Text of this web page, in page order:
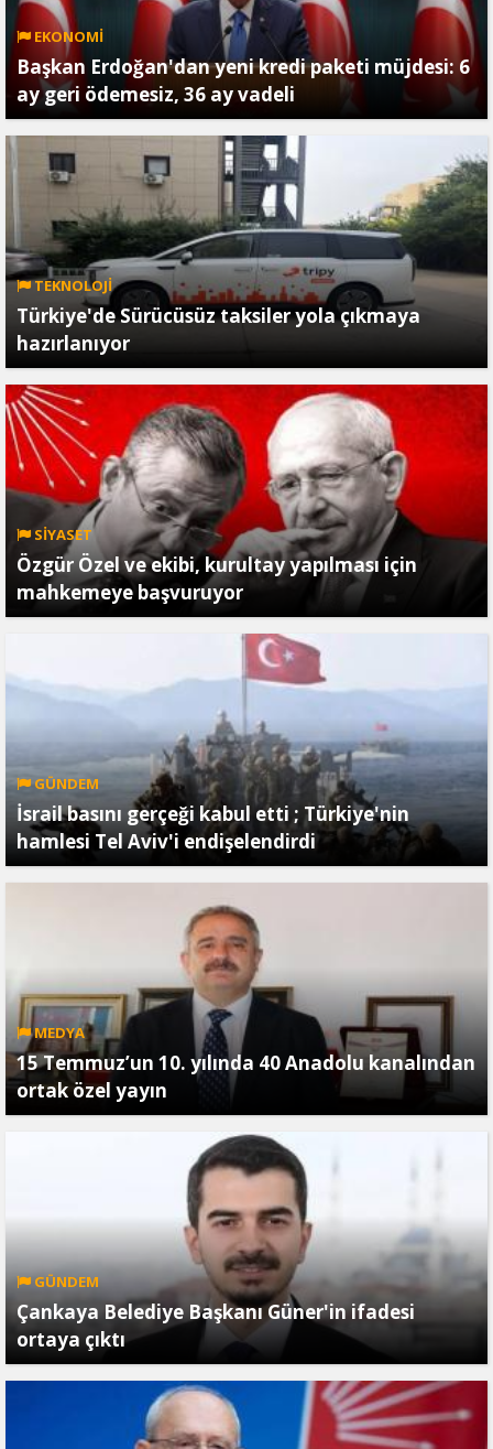
EKONOMİ
Başkan Erdoğan'dan yeni kredi paketi müjdesi: 6
ay geri ödemesiz, 36 ay vadeli
TEKNOLOJİ
Türkiye'de Sürücüsüz taksiler yola çıkmaya
hazırlanıyor
SİYASET
Özgür Özel ve ekibi, kurultay yapılması için
mahkemeye başvuruyor
GÜNDEM
İsrail basını gerçeği kabul etti ; Türkiye'nin
hamlesi Tel Aviv'i endişelendirdi
MEDYA
15 Temmuz’un 10. yılında 40 Anadolu kanalından
ortak özel yayın
GÜNDEM
Çankaya Belediye Başkanı Güner'in ifadesi
ortaya çıktı